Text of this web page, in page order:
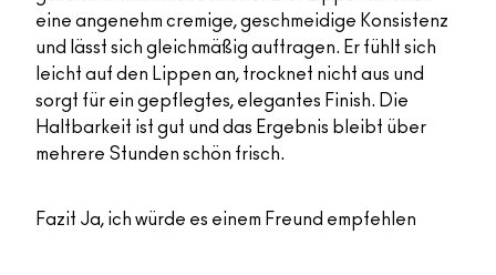
eine angenehm cremige, geschmeidige Konsistenz
und lässt sich gleichmäßig auftragen. Er fühlt sich
leicht auf den Lippen an, trocknet nicht aus und
sorgt für ein gepflegtes, elegantes Finish. Die
Haltbarkeit ist gut und das Ergebnis bleibt über
mehrere Stunden schön frisch.
Fazit Ja, ich würde es einem Freund empfehlen